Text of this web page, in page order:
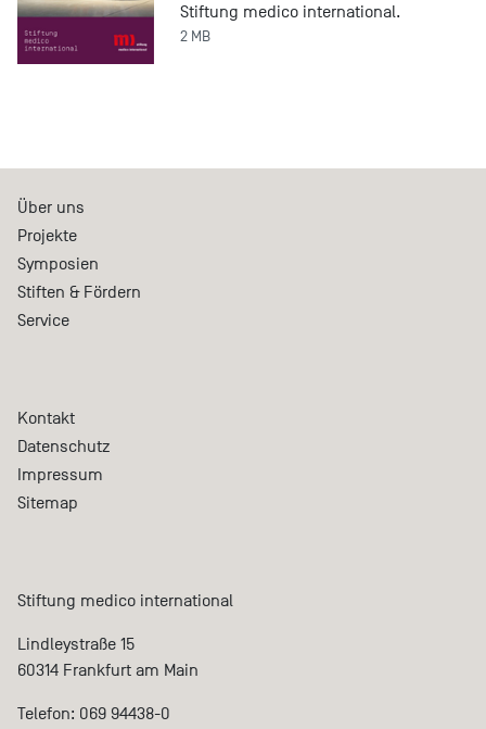
Stiftung medico international.
2 MB
Über uns
Projekte
Symposien
Stiften & Fördern
Service
Kontakt
Datenschutz
Impressum
Sitemap
Stiftung medico international
Lindleystraße 15
60314 Frankfurt am Main
Telefon: 069 94438-0